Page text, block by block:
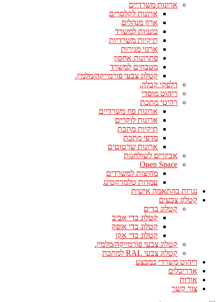
ארונות משרדיים
ארונות לקלסרים
ארון מנהלים
כונניות למשרד
תיקיות משרדיות
ארגזי מגירות
פתרונות אחסון
מטבחים למשרד
קטלוג צבעי פורמייקה/מלמין.
דלפקי קבלה.
ריהוט מוסדי
רהיטי מתכת
ארונות פח משרדיים
ארונות לוקרים
תיקיות מתכת
מדפי מתכת
ארונות שרטוטים
אביזרים לשולחנות
Open Space
מחיצות למשרדים
עמדות טלמרקטינג
נגרות בהתאמה אישית
קטלוג צבעים
קטלוג בדים
קטלוג בדי אביב
קטלוג בדי אופק
קטלוג בדי אקו
קטלוג צבעי פורמייקה/מלמין.
קטלוג צבעי RAL למתכת
ריהוט משרדי במבצע
אדריכלים
אודות
צור קשר